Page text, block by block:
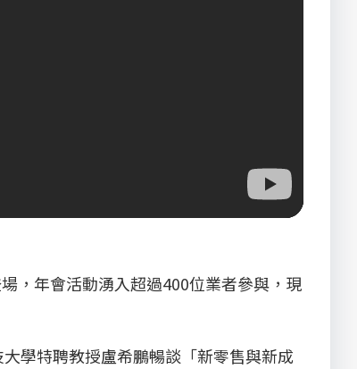
，年會活動湧入超過400位業者參與，現
學特聘教授盧希鵬暢談「新零售與新成